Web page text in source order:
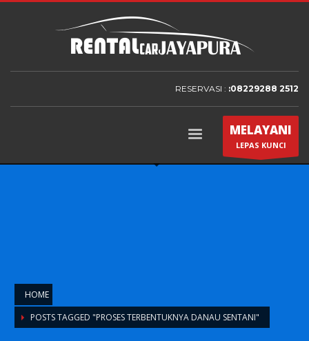
RESERVASI : :08229288 2512
MELAYANI
LEPAS KUNCI
HOME
POSTS TAGGED "PROSES TERBENTUKNYA DANAU SENTANI"